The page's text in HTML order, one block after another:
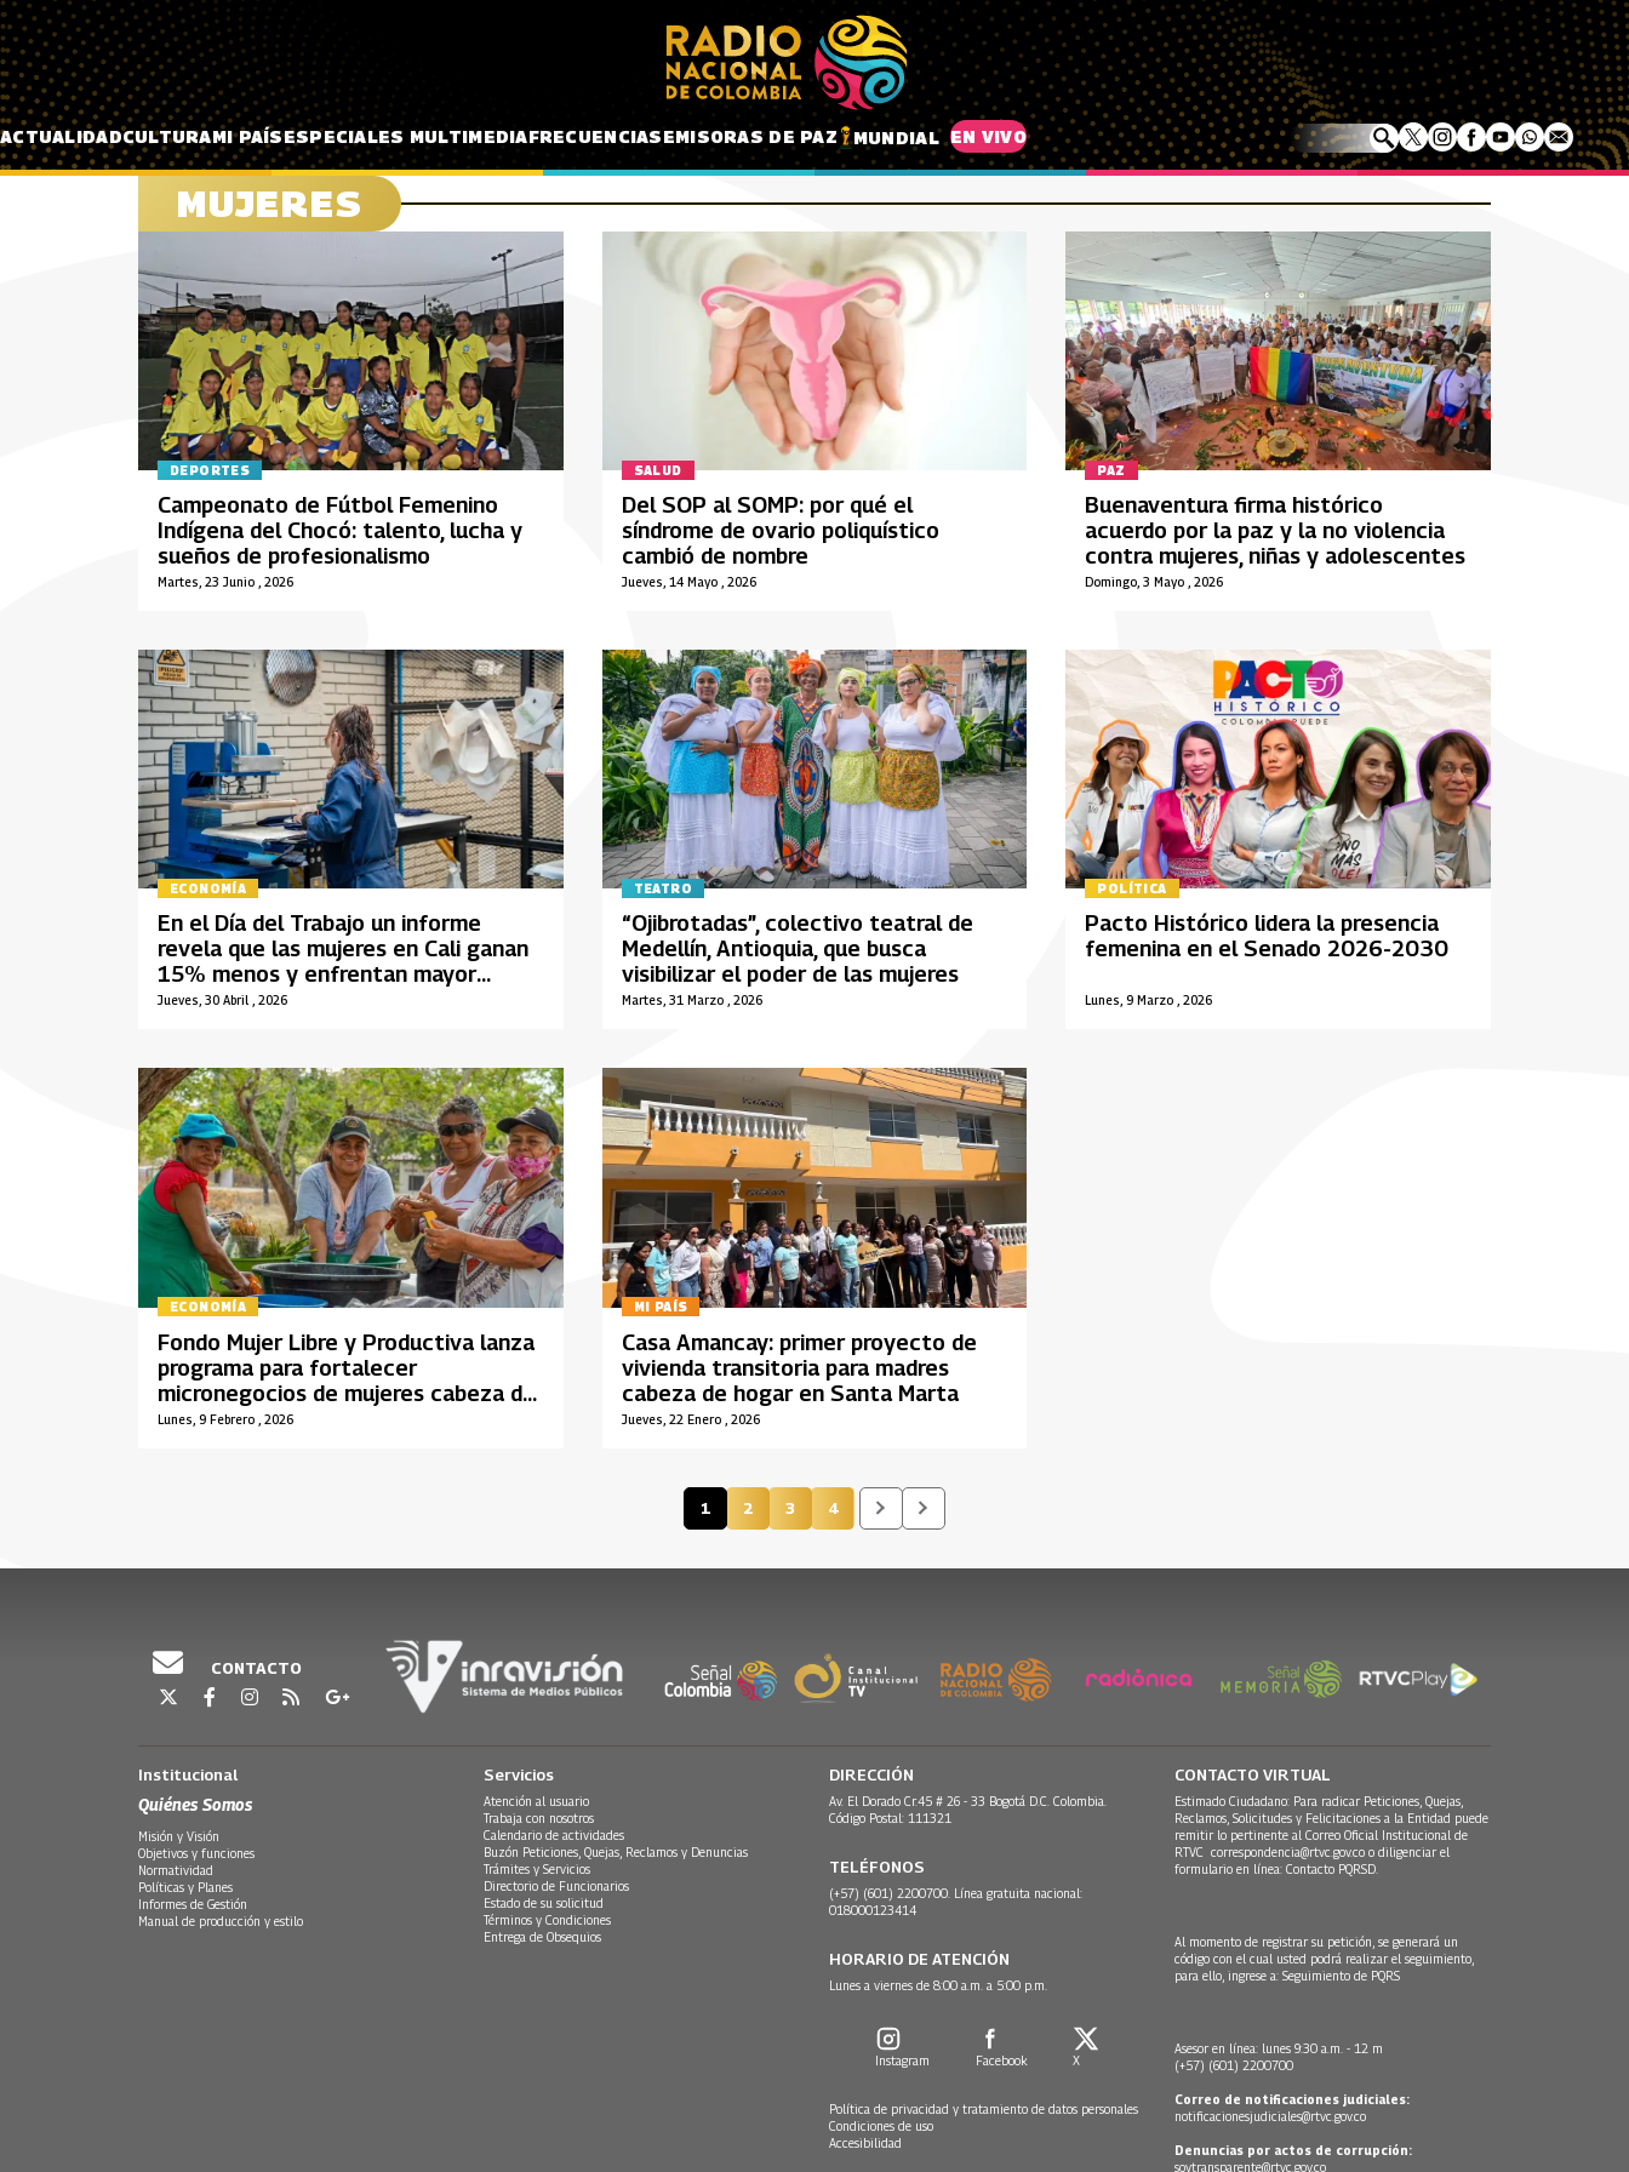
Pasar al contenido principal
ACTUALIDADCULTURAMI PAÍSESPECIALES MULTIMEDIAFRECUENCIASEMISORAS DE PAZ MUNDIAL EN VIVO
MUJERES
DEPORTES
Martes, 23 Junio , 2026
Campeonato de Fútbol Femenino
Indígena del Chocó: talento, lucha y
sueños de profesionalismo
SALUD
Jueves, 14 Mayo , 2026
Del SOP al SOMP: por qué el
síndrome de ovario poliquístico
cambió de nombre
PAZ
Domingo, 3 Mayo , 2026
Buenaventura firma histórico
acuerdo por la paz y la no violencia
contra mujeres, niñas y adolescentes
ECONOMÍA
Jueves, 30 Abril , 2026
En el Día del Trabajo un informe
revela que las mujeres en Cali ganan
15% menos y enfrentan mayor
desempleo
TEATRO
Martes, 31 Marzo , 2026
“Ojibrotadas”, colectivo teatral de
Medellín, Antioquia, que busca
visibilizar el poder de las mujeres
POLÍTICA
Lunes, 9 Marzo , 2026
Pacto Histórico lidera la presencia
femenina en el Senado 2026-2030
ECONOMÍA
Lunes, 9 Febrero , 2026
Fondo Mujer Libre y Productiva lanza
programa para fortalecer
micronegocios de mujeres cabeza de
familia
MI PAÍS
Jueves, 22 Enero , 2026
Casa Amancay: primer proyecto de
vivienda transitoria para madres
cabeza de hogar en Santa Marta
Página actual
1 Página
2 Página
3 Página
4
CONTACTO
Institucional
Quiénes Somos
Misión y Visión
Objetivos y funciones
Normatividad
Políticas y Planes
Informes de Gestión
Manual de producción y estilo
Servicios
Atención al usuario
Trabaja con nosotros
Calendario de actividades
Buzón Peticiones, Quejas, Reclamos y Denuncias
Trámites y Servicios
Directorio de Funcionarios
Estado de su solicitud
Términos y Condiciones
Entrega de Obsequios
DIRECCIÓN
Av. El Dorado Cr.45 # 26 - 33 Bogotá D.C. Colombia.
Código Postal: 111321
TELÉFONOS
(+57) (601) 2200700. Línea gratuita nacional:
018000123414
HORARIO DE ATENCIÓN
Lunes a viernes de 8:00 a.m. a 5:00 p.m.
Instagram Facebook X
Política de privacidad y tratamiento de datos personales
Condiciones de uso
Accesibilidad
CONTACTO VIRTUAL
Estimado Ciudadano: Para radicar Peticiones, Quejas,
Reclamos, Solicitudes y Felicitaciones a la Entidad puede
remitir lo pertinente al Correo Oficial Institucional de
RTVC correspondencia@rtvc.gov.co o diligenciar el
formulario en línea: Contacto PQRSD.
Al momento de registrar su petición, se generará un
código con el cual usted podrá realizar el seguimiento,
para ello, ingrese a: Seguimiento de PQRS
Asesor en línea: lunes 9:30 a.m. - 12 m
(+57) (601) 2200700
Correo de notificaciones judiciales:
notificacionesjudiciales@rtvc.gov.co
Denuncias por actos de corrupción:
soytransparente@rtvc.gov.co